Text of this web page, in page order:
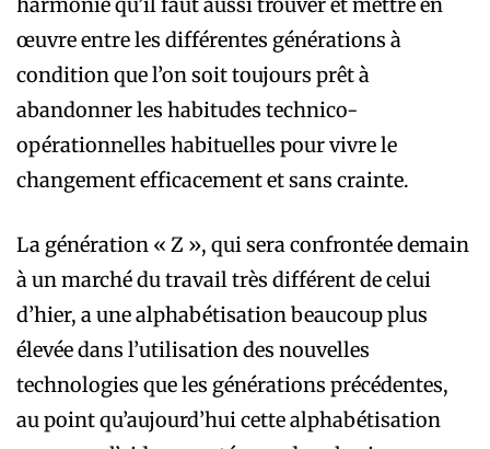
œuvre entre les différentes générations à
condition que l’on soit toujours prêt à
abandonner les habitudes technico-
opérationnelles habituelles pour vivre le
changement efficacement et sans crainte.
La génération « Z », qui sera confrontée demain
à un marché du travail très différent de celui
d’hier, a une alphabétisation beaucoup plus
élevée dans l’utilisation des nouvelles
technologies que les générations précédentes,
au point qu’aujourd’hui cette alphabétisation